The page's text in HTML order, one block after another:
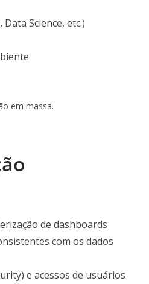
Science, etc.)
em massa.
de dashboards
com os dados
e acessos de usuários